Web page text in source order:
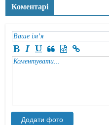
Коментарі